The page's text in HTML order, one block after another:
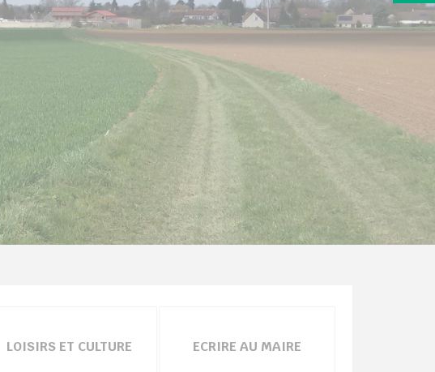
LOISIRS ET CULTURE ECRIRE AU MAIRE